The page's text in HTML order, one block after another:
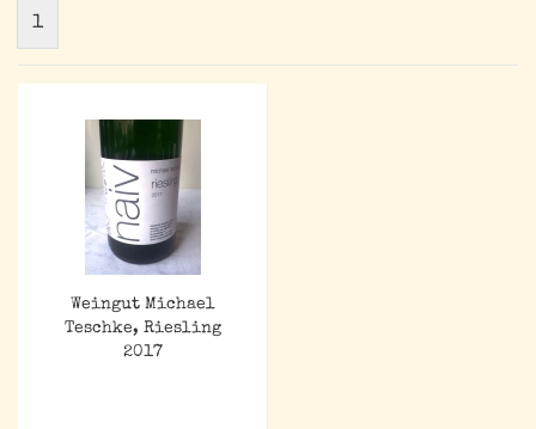
1
Weingut Michael
Teschke, Riesling
2017